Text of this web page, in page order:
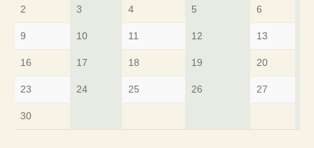
2 3 4 5 6
9 10 11 12 13
16 17 18 19 20
23 24 25 26 27
30